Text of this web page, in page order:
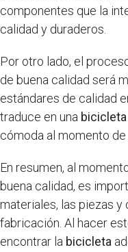
componentes que la
calidad y duraderos.
Por otro lado, el
de buena calidad será
estándares de calidad
traduce en una bicicleta
cómoda al momento de
En resumen, al
buena calidad, es
materiales, las piezas
fabricación. Al hacer
encontrar la bicicleta